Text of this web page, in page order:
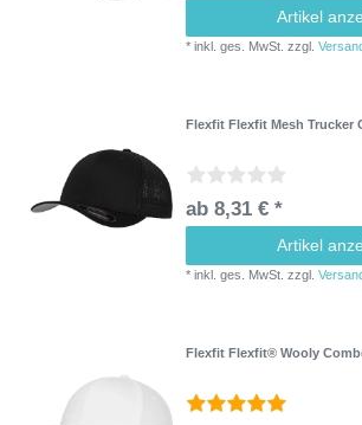
Artikel
*inkl. ges. MwSt. zzgl.
Flexfit Flexfit Mesh Trucker
ab 8,31 € *
Artikel
*inkl. ges. MwSt. zzgl.
Flexfit Flexfit® Wooly